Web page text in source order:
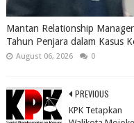
Mantan Relationship
Tahun Penjara dalam Kasus
August 06, 2026 0
PREVIOUS
KPK Tetapkan